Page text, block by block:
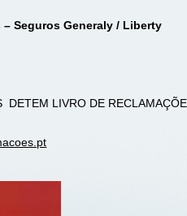
Seguros Generaly / Liberty
DETEM LIVRO DE